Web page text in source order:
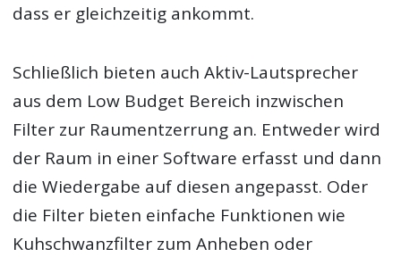
dass er gleichzeitig ankommt.
Schließlich bieten auch Aktiv-Lautsprecher
aus dem Low Budget Bereich inzwischen
Filter zur Raumentzerrung an. Entweder wird
der Raum in einer Software erfasst und dann
die Wiedergabe auf diesen angepasst. Oder
die Filter bieten einfache Funktionen wie
Kuhschwanzfilter zum Anheben oder